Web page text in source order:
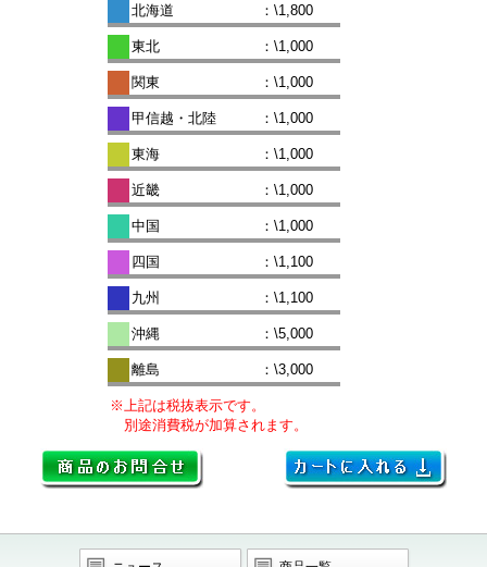
北海道 ：\1,800
東北 ：\1,000
関東 ：\1,000
甲信越・北陸 ：\1,000
東海 ：\1,000
近畿 ：\1,000
中国 ：\1,000
四国 ：\1,100
九州 ：\1,100
沖縄 ：\5,000
離島 ：\3,000
※上記は税抜表示です。
別途消費税が加算されます。